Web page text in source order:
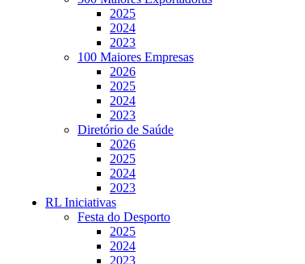
2025
2024
2023
100 Maiores Empresas
2026
2025
2024
2023
Diretório de Saúde
2026
2025
2024
2023
RL Iniciativas
Festa do Desporto
2025
2024
2023